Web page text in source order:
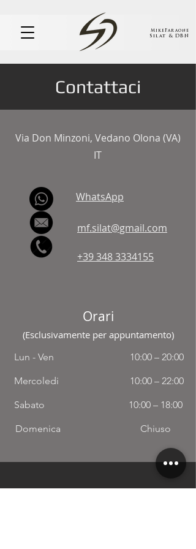
MikeFaraone
Silat & DBN
Contattaci
Via Don Minzoni, Vedano Olona (VA)
IT
WhatsApp
mf.silat@gmail.com
+39 348 3334155
Orari
(Esclusivamente per appuntamento)
Lun - Ven 10:00 – 20:00
Mercoledi 10:00 – 22:00
Sabato 10:00 – 18:00
Domenica Chiuso